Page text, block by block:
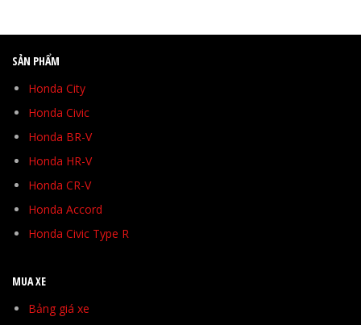
SẢN PHẨM
Honda City
Honda Civic
Honda BR-V
Honda HR-V
Honda CR-V
Honda Accord
Honda Civic Type R
MUA XE
Bảng giá xe